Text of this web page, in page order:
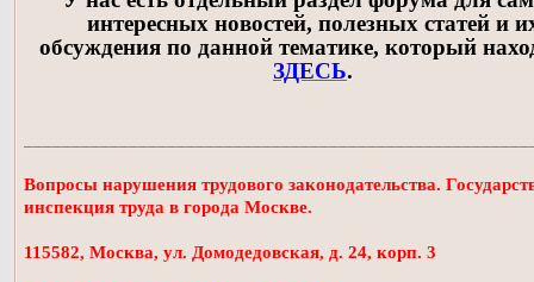
интересных новостей, полезных статей и
обсуждения по данной тематике, который
ЗДЕСЬ.
Вопросы нарушения трудового законодательства.
инспекция труда в города Москве.
115582, Москва, ул. Домодедовская, д. 24, корп. 3